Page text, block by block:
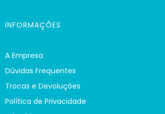
INFORMAÇÕES
A Empresa
Dúvidas Frequentes
Trocas e Devoluções
Política de Privacidade